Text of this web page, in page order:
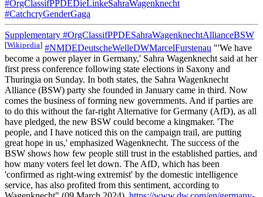
#OrgClassifPPDEDieLinkeSahraWagenknecht
#CatchcryGenderGaga
Supplementary #OrgClassifPPDESahraWagenknechtAllianceBSW
[Wikipedia] #NMDEDeutscheWelleDWMarcelFurstenau "'We have
become a power player in Germany,' Sahra Wagenknecht said at her
first press conference following state elections in Saxony and
Thuringia on Sunday. In both states, the Sahra Wagenknecht
Alliance (BSW) party she founded in January came in third. Now
comes the business of forming new governments. And if parties are
to do this without the far-right Alternative for Germany (AfD), as all
have pledged, the new BSW could become a kingmaker. 'The
people, and I have noticed this on the campaign trail, are putting
great hope in us,' emphasized Wagenknecht. The success of the
BSW shows how few people still trust in the established parties, and
how many voters feel let down. The AfD, which has been
'confirmed as right-wing extremist' by the domestic intelligence
service, has also profited from this sentiment, according to